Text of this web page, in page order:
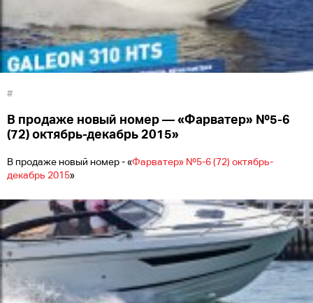
#
В продаже новый номер — «Фарватер» №5-6
(72) октябрь-декабрь 2015»
В продаже новый номер - «Фарватер» №5-6 (72) октябрь-
декабрь 2015»